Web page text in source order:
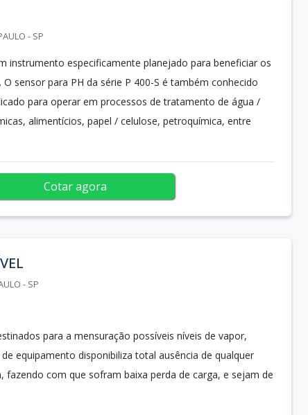
- SP
instrumento especificamente planejado para beneficiar os
sensor para PH da série P 400-S é também conhecido
para operar em processos de tratamento de água /
alimentícios, papel / celulose, petroquímica, entre
Cotar agora
- SP
para a mensuração possíveis níveis de vapor,
equipamento disponibiliza total ausência de qualquer
fazendo com que sofram baixa perda de carga, e sejam de